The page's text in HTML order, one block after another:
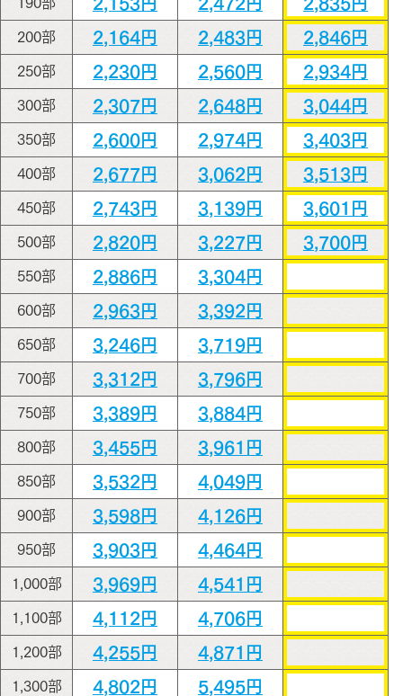
200部 2,164円 2,483円 2,846円
250部 2,230円 2,560円 2,934円
300部 2,307円 2,648円 3,044円
350部 2,600円 2,974円 3,403円
400部 2,677円 3,062円 3,513円
450部 2,743円 3,139円 3,601円
500部 2,820円 3,227円 3,700円
550部 2,886円 3,304円
600部 2,963円 3,392円
650部 3,246円 3,719円
700部 3,312円 3,796円
750部 3,389円 3,884円
800部 3,455円 3,961円
850部 3,532円 4,049円
900部 3,598円 4,126円
950部 3,903円 4,464円
1,000部 3,969円 4,541円
1,100部 4,112円 4,706円
1,200部 4,255円 4,871円
1,300部 4,802円 5,495円